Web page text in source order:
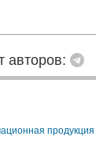
авторов: